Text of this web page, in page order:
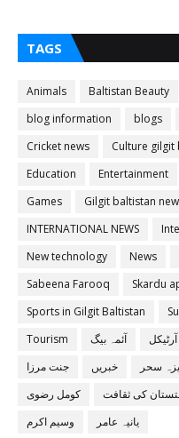
TAGS
Animals Baltistan Beauty
blog information
blogs
Cricket news
Culture gilgit
Education
Entertainment
Games
Gilgit baltistan
INTERNATIONAL NEWS
New technology
News
Sabeena Farooq
Skardu
Sports in Gilgit Baltistan
Tourism
آئمہ بیگ
جنت مرزا
خبریں سحر
کومل رضوی
کی ثقافت
وسیم اکرم
یانیہ عامر